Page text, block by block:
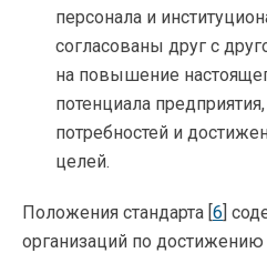
персонала и
согласованы друг с
на повышение
потенциала
потребностей и
целей.
Положения стандарта [6]
организаций по достижению